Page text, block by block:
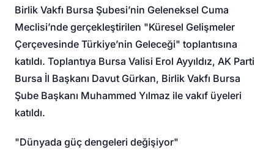
Birlik Vakfı Bursa Şubesi’nin Geleneksel Cuma
Meclisi’nde gerçekleştirilen "Küresel Gelişmeler
Çerçevesinde Türkiye’nin Geleceği" toplantısına
katıldı. Toplantıya Bursa Valisi Erol Ayyıldız, AK Parti
Bursa İl Başkanı Davut Gürkan, Birlik Vakfı Bursa
Şube Başkanı Muhammed Yılmaz ile vakıf üyeleri
katıldı.
"Dünyada güç dengeleri değişiyor"